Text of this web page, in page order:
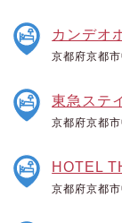
カンデオ
京都府京都
東急ステ
京都府京都
HOTEL
京都府京都